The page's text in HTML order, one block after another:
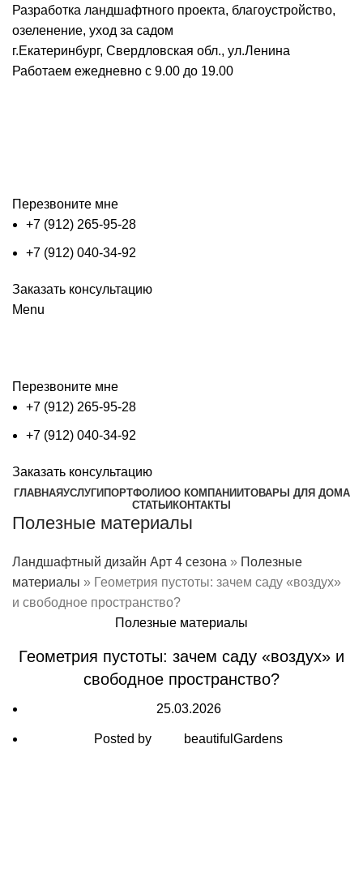
Разработка ландшафтного проекта, благоустройство,
озеленение, уход за садом
г.Екатеринбург, Свердловская обл., ул.Ленина
Работаем ежедневно с 9.00 до 19.00
Перезвоните мне
+7 (912) 265-95-28
+7 (912) 040-34-92
Заказать консультацию
Menu
Перезвоните мне
+7 (912) 265-95-28
+7 (912) 040-34-92
Заказать консультацию
ГЛАВНАЯУСЛУГИ ПОРТФОЛИОО КОМПАНИИТОВАРЫ ДЛЯ ДОМА
СТАТЬИ КОНТАКТЫ
Полезные материалы
Ландшафтный дизайн Арт 4 сезона » Полезные
материалы » Геометрия пустоты: зачем саду «воздух»
и свободное пространство?
Полезные материалы
Геометрия пустоты: зачем саду «воздух» и
свободное пространство?
25.03.2026
Posted by beautifulGardens